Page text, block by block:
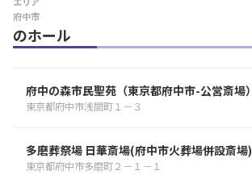
府中市
のホール
府中の森市民聖苑（東京都府中市-公営斎場）
東京都府中市浅間町１－３
多磨葬祭場 日華斎場(府中市火葬場併設斎場)
東京都府中市多磨町２－１－１